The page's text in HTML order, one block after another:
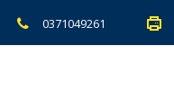
0371049261